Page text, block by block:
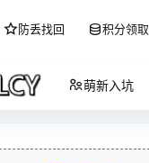
防丢找回 积分领取
萌新入坑